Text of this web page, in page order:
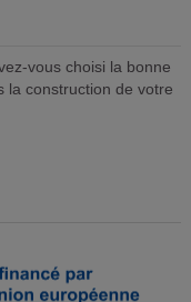
vous choisi la bonne
la construction de votre